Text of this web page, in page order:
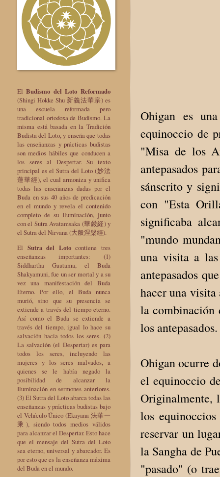
Ohigan es
equinoccio de
"Misa de los
antepasados
sánscrito y
con "Esta
significaba
"mundo
una visita a
antepasados
hacer una visita
la combinación
los
Ohigan ocurre
el equinoccio
Originalmente,
los
reservar un
la Sangha de
"pasado" (o
ElBudismo del Loto Reformado
(Shingi Hokke Shu 新義法華宗) es
una escuela reformada pero
tradicional ortodoxa de Budismo. La
misma está basada en la Tradición
Budista del Loto, y enseña que todas
las enseñanzas y prácticas budistas
son medios hábiles que conducen a
los seres al Despertar. Su texto
principal es el Sutra del Loto (妙法
蓮華經), el cual armoniza y unifica
todas las enseñanzas dadas por el
Buda en sus 40 años de predicación
en el mundo y revela el contenido
completo de su Iluminación, junto
con el Sutra Avatamsaka (華厳経) y
el Sutra del Nirvana (大般涅槃經).
El Sutra del Lotocontiene tres
enseñanzas importantes: (1)
Siddhartha Gautama, el Buda
Shakyamuni, fue un ser mortal y a su
vez una manifestación del Buda
Eterno. Por ello, el Buda nunca
murió, sino que su presencia se
extiende a través del tiempo eterno.
Así como el Buda se extiende a
través del tiempo, igual lo hace su
salvación hacia todos los seres. (2)
La salvación (el Despertar) es para
todos los seres, incluyendo las
mujeres y los seres malvados, a
quienes se le había negado la
posibilidad de alcanzar la
Iluminación en sermones anteriores.
(3) El Sutra del Loto abarca todas las
enseñanzas y prácticas budistas bajo
el Vehículo Único (Ekayana 法華一
乘), siendo todos medios válidos
para alcanzar el Despertar. Esto hace
que el mensaje del Sutra del Loto
sea eterno, universal y abarcador. Es
por esto que es la enseñanza máxima
del Buda en el mundo.